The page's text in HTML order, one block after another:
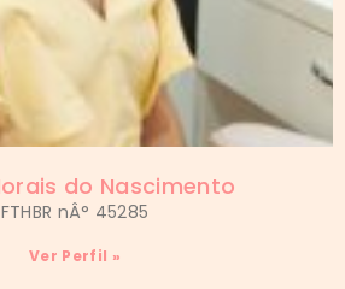
do Nascimento
FTHBR nÂ° 45285
Ver Perfil »